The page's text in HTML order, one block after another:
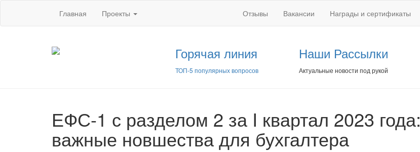
Главная Проекты Отзывы Вакансии Награды и сертификаты
Горячая линия
ТОП-5 популярных вопросов
Наши Рассылки
Актуальные новости под рукой
ЕФС-1 с разделом 2 за I квартал 2023 года:
важные новшества для бухгалтера